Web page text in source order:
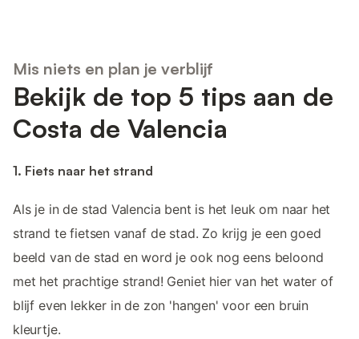
Mis niets en plan je verblijf
Bekijk de top 5 tips aan de
Costa de Valencia
1. Fiets naar het strand
Als je in de stad Valencia bent is het leuk om naar het
strand te fietsen vanaf de stad. Zo krijg je een goed
beeld van de stad en word je ook nog eens beloond
met het prachtige strand! Geniet hier van het water of
blijf even lekker in de zon 'hangen' voor een bruin
kleurtje.